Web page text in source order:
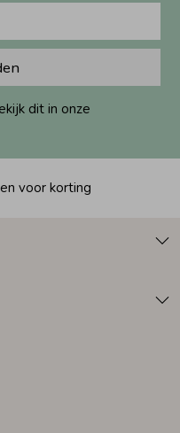
dit in onze
voor korting